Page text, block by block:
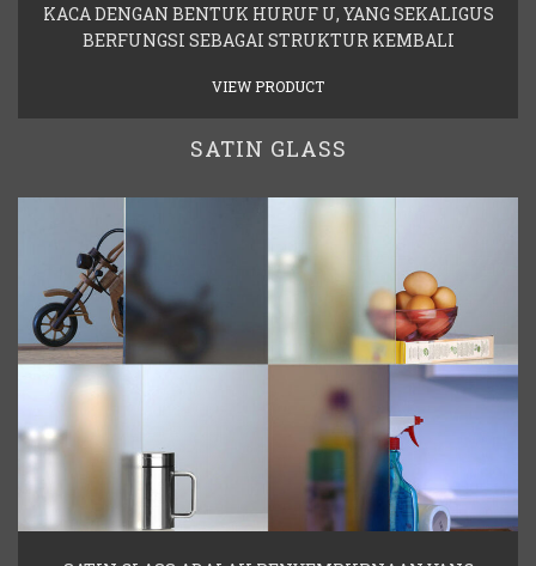
KACA DENGAN BENTUK HURUF U, YANG SEKALIGUS
BERFUNGSI SEBAGAI STRUKTUR KEMBALI
VIEW PRODUCT
SATIN GLASS